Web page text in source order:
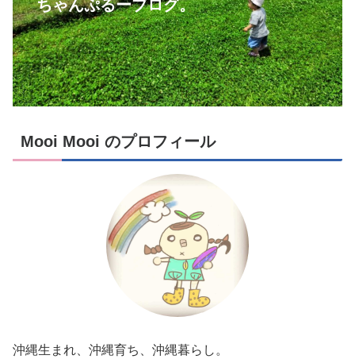
ちゃんぷるーブログ。
Mooi Mooi のプロフィール
沖縄生まれ、沖縄育ち、沖縄暮らし。